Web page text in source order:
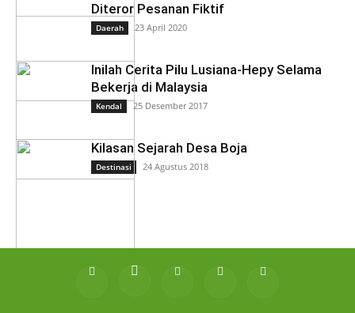
Diteror Pesanan Fiktif
Daerah 23 April 2020
Inilah Cerita Pilu Lusiana-Hepy Selama
Bekerja di Malaysia
Kendal 25 Desember 2017
Kilasan Sejarah Desa Boja
Destinasi 24 Agustus 2018